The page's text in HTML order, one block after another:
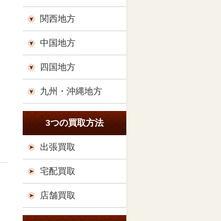
関西地方
中国地方
四国地方
九州・沖縄地方
3つの買取方法
出張買取
宅配買取
店舗買取